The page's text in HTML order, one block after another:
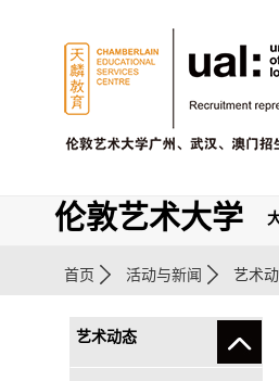
伦敦艺术大学
首页 活动与新闻 艺术
艺术动态